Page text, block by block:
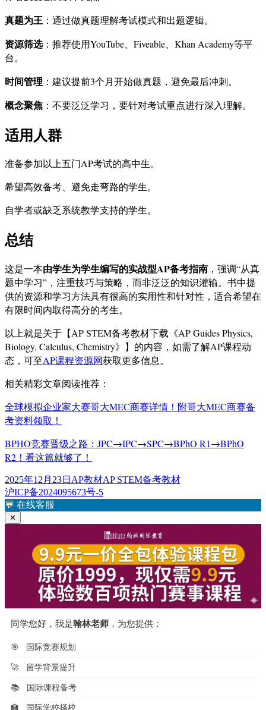
真题为王 ：通过做真题理解考试模式和出题逻辑。
资源筛选：推荐使用YouTube、Fiveable、Khan Academy等平
台。
时间管理 ：建议提前3个月开始做真题，避免最后冲刺。
概念聚焦 ：不要泛泛学习，要针对考试重点进行深入理解。
适用人群
准备参加以上五门AP考试的高中生。
希望高效备考、避免走弯路的学生。
自学者或缺乏系统教学支持的学生。
总结
这是一本由学生为学生编写的实战型AP备考指南 ，强调“从真
题中学习”，注重技巧与策略，而非泛泛的知识灌输。书中提
供的资源和学习方法具有很高的实用性和针对性，适合希望在
有限时间内取得高分的考生。
以上就是关于【AP STEM备考教材下载《AP Guides Physics,
Biology, Calculus, Chemistry》】的内容，如需了解AP课程动
态，可至AP课程资源网获取更多信息。
相关精彩文章阅读推荐：
全球模拟企业家大赛哥大MEC商赛详情！附哥大MEC商赛备
考资料领取！
BPHO竞赛晋级之路：JPC→IPC→SPC→BPhO R1→BPhO
R2！看这篇就够了！
发
布
于
2025年12月23日 分
类
AP教材标
签
AP STEM备考教材
沪ICP备2024095673号-5
💬 在线客服
✕
同学您好，我是翰林老师 ，为您提供：
🎯 国际竞赛规划
🚀 留学背景提升
📚 国际课程备考
🏫 国际学校择校